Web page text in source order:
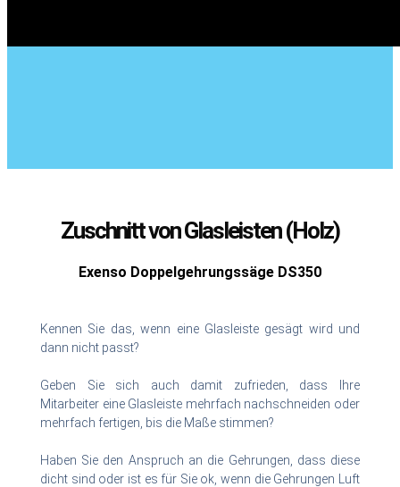
Zuschnitt von Glasleisten (Holz)
Exenso Doppelgehrungssäge DS350
Kennen Sie das, wenn eine Glasleiste gesägt wird und
dann nicht passt?
Geben Sie sich auch damit zufrieden, dass Ihre
Mitarbeiter eine Glasleiste mehrfach nachschneiden oder
mehrfach fertigen, bis die Maße stimmen?
Haben Sie den Anspruch an die Gehrungen, dass diese
dicht sind oder ist es für Sie ok, wenn die Gehrungen Luft